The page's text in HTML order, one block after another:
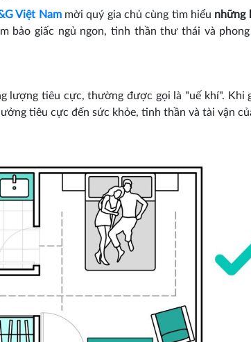
Việt Nammời quý gia chủ cùng tìm hiểu những
bảo giấc ngủ ngon, tinh thần thư thái và
lượng tiêu cực, thường được gọi là "uế khí". Khi
tiêu cực đến sức khỏe, tinh thần và tài vận